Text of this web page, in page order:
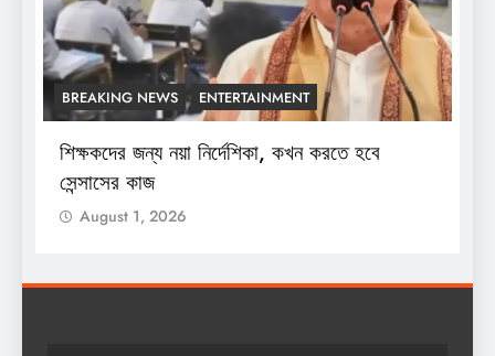
BREAKING NEWS ENTERTAINMENT
শিক্ষকদের জন্য নয়া নির্দেশিকা, কখন করতে হবে
সেন্সাসের কাজ
August 1, 2026